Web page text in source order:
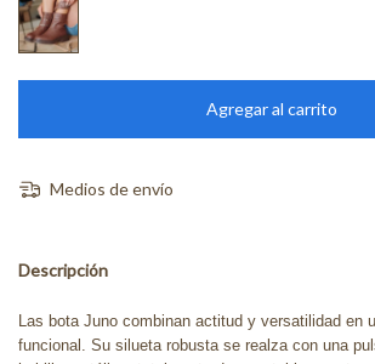
Medios de envío
Descripción
Las bota Juno combinan actitud y versatilidad en
funcional. Su silueta robusta se realza con una